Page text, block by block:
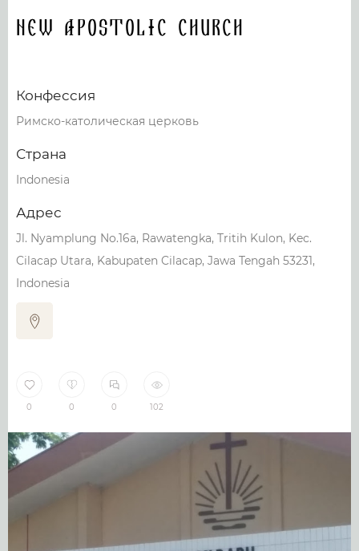
New Apostolic Church
Конфессия
Римско-католическая церковь
Страна
Indonesia
Адрес
Jl. Nyamplung No.16a, Rawatengka, Tritih Kulon, Kec.
Cilacap Utara, Kabupaten Cilacap, Jawa Tengah 53231,
Indonesia
0 0 0 102